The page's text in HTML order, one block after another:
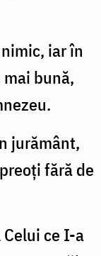
iar în
bună,
jurământ,
fără de
ce I-a